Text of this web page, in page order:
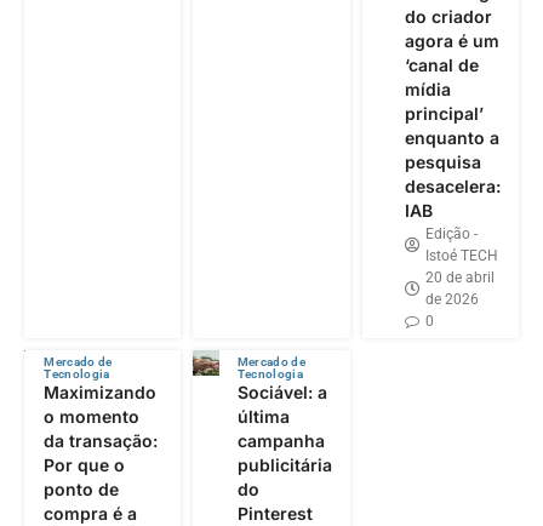
do criador
agora é um
‘canal de
mídia
principal’
enquanto a
pesquisa
desacelera:
IAB
Edição -
Istoé TECH
20 de abril
de 2026
0
Mercado de
Tecnologia
Maximizando
o momento
da transação:
Por que o
ponto de
compra é a
Mercado de
Tecnologia
Sociável: a
última
campanha
publicitária
do
Pinterest